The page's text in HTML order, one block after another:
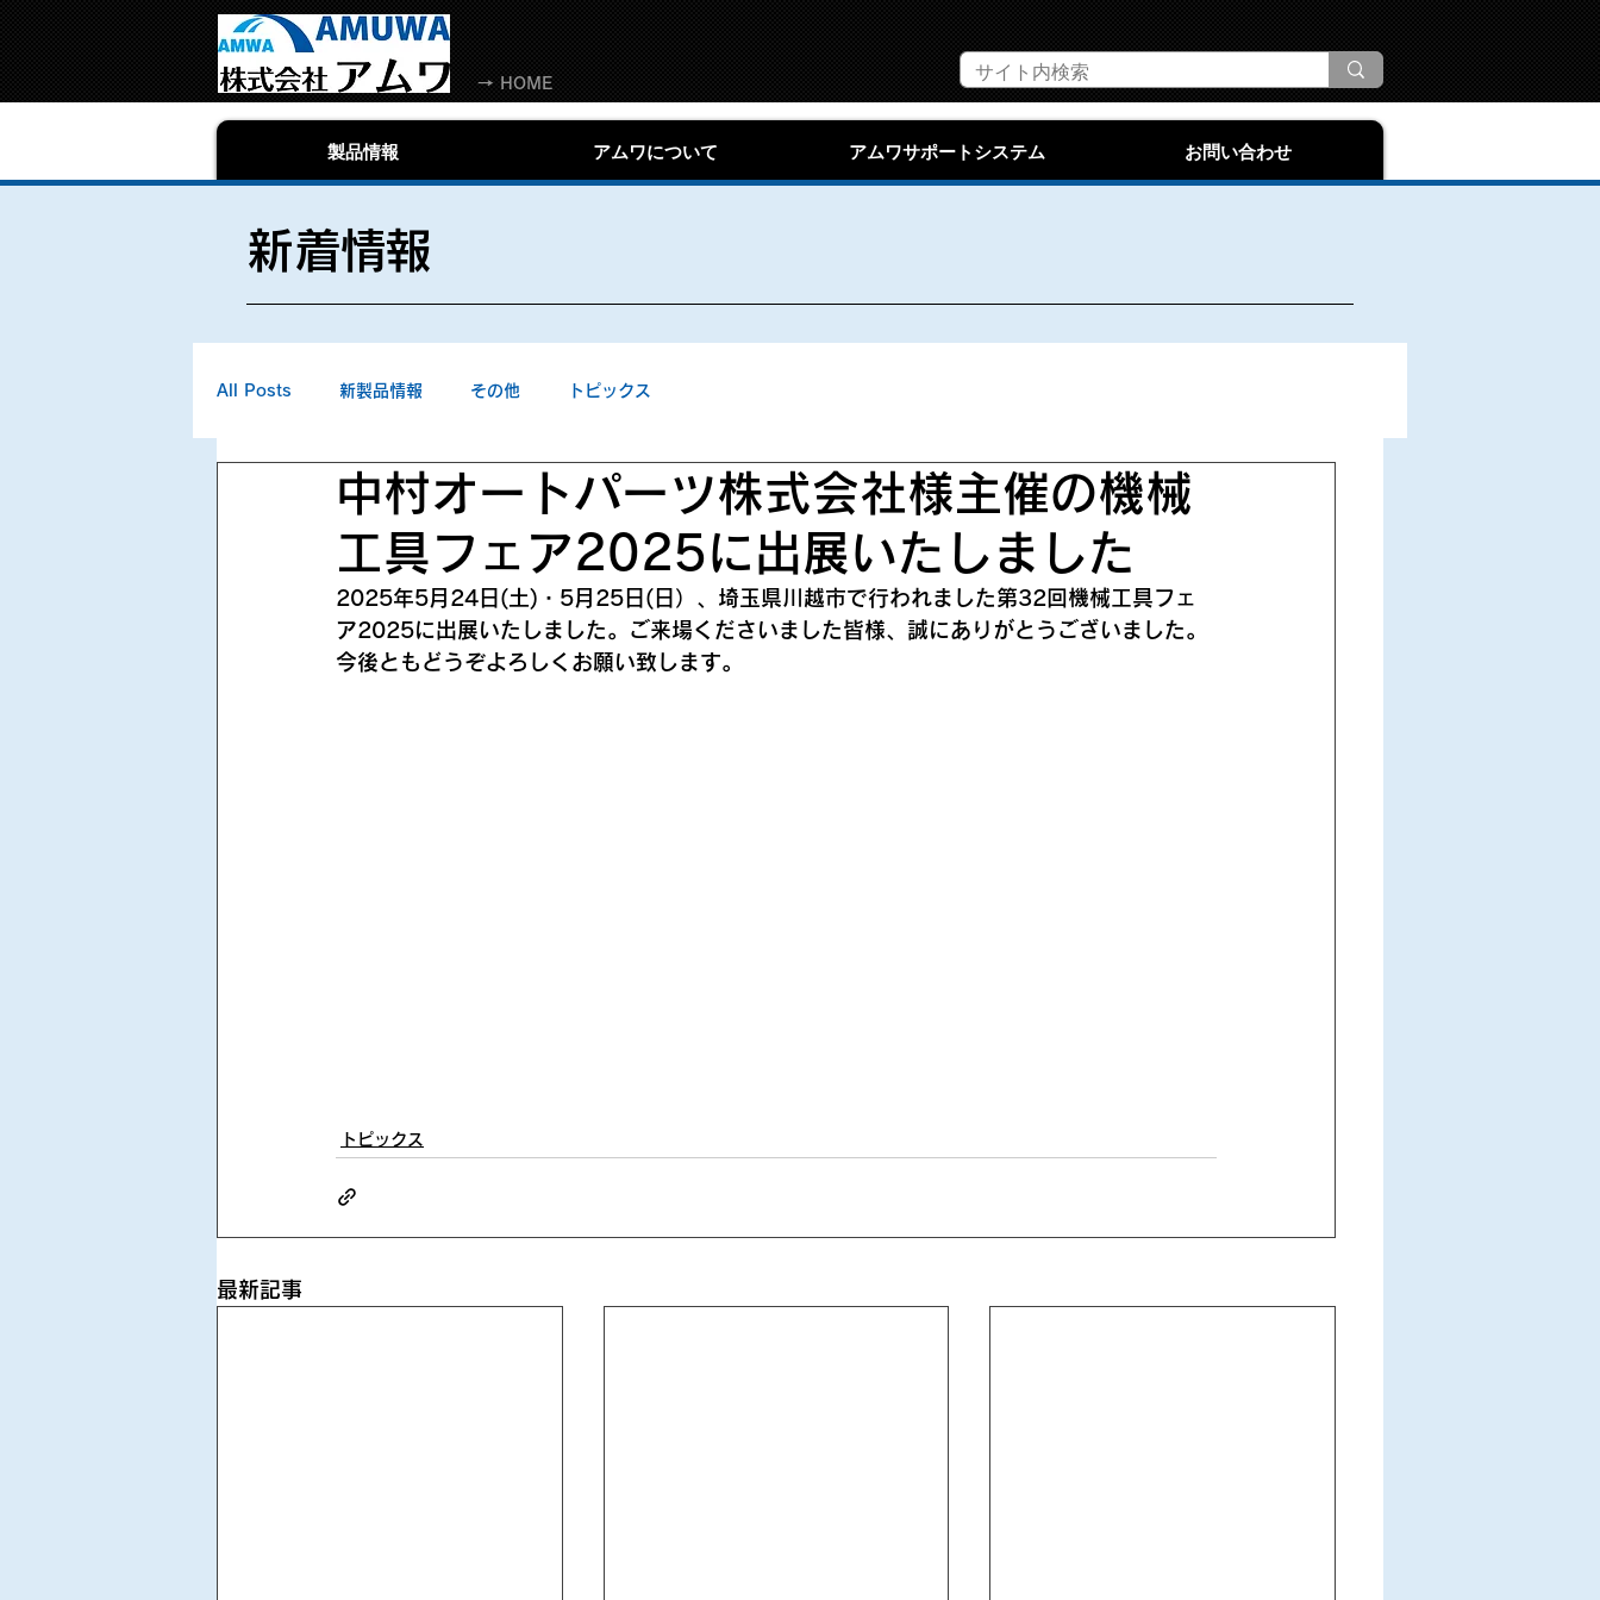
→ HOME
製品情報 アムワについて アムワサポートシステム お問い合わせ
​新着情報
All Posts 新製品情報 その他 トピックス
中村オートパーツ株式会社様主催の機械
工具フェア2025に出展いたしました
2025年5月24日(土)・5月25日(日）、埼玉県川越市で行われました第32回機械工具フェ
ア2025に出展いたしました。ご来場くださいました皆様、誠にありがとうございました。
今後ともどうぞよろしくお願い致します。
トピックス
最新記事